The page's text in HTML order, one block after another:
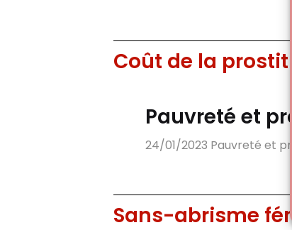
Coût de la
Pauvreté et
24/01/2023 Pauvreté et
Sans-abrisme